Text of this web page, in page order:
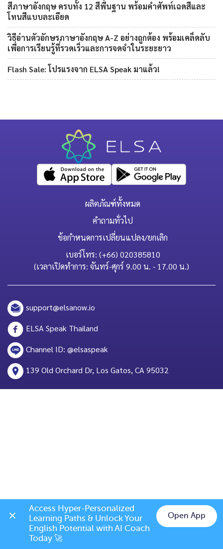
สีภาษาอังกฤษ ครบทั้ง 12 สีพื้นฐาน พร้อมคำศัพท์เฉดสีและ
โทนสีแบบละเอียด
วิธีอ่านตัวอักษรภาษาอังกฤษ A-Z อย่างถูกต้อง พร้อมเคล็ดลับ
เพื่อการเรียนรู้ที่รวดเร็วและการจดจำในระยะยาว
Flash Sale: โปรแรงจาก ELSA Speak มาแล้ว!
ผลิตภัณฑ์ทั้งหมด
คำถามทั่วไป
ข้อกำหนดการเปลี่ยนแปลง/ยกเลิก
เบอร์โทร: (+66) 020385810
(เวลาเปิดทำการ: จันทร์-ศุกร์ 9.00 น. - 17.00 น.)
support@elsanow.io
ELSA Speak Thailand
Channel ID: @elsaspeak
139 Old Orchard Dr, Los Gatos, CA 95032
Chat on LINE
Access Hyper-Personalized
Learning Paths & Unlock Your
English Potential with AI Coach
Today 🚀
Open App